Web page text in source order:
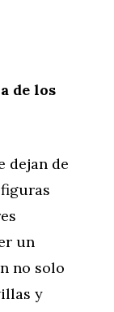
de los
dejan de
un
no solo
y